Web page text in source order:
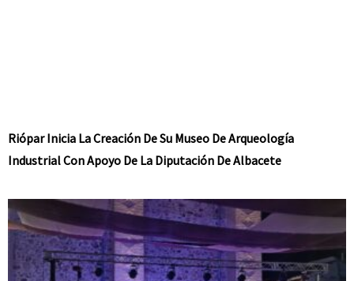
Riópar Inicia La Creación De Su Museo De Arqueología
Industrial Con Apoyo De La Diputación De Albacete